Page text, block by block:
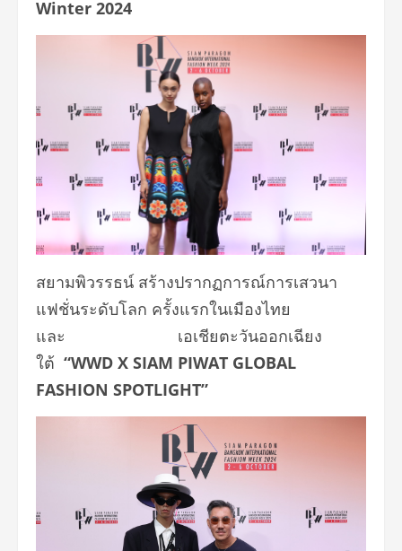
Winter 2024
สยามพิวรรธน์ สร้างปรากฏการณ์การเสวนา
แฟชั่นระดับโลก ครั้งแรกในเมืองไทย
และ
เอเชียตะวันออกเฉียง
ใต้ “WWD X SIAM PIWAT GLOBAL
FASHION SPOTLIGHT”